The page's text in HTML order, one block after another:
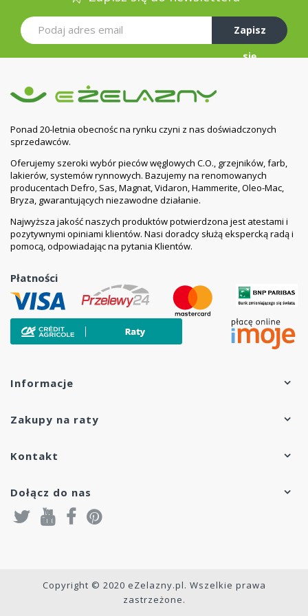
Pojemność
wodna:
7,7 l/mb
Max.
robocze:
10 bar
próbne:
13 bar podczas produkcji
Max.
temperatura:
110 °C
Kolor:
RAL 9016 śnieżnobiały
Malowanie
KTL II - kataforeza drugiej generacji
końcowe:
napylanie elektrostatyczne
Gwarancja:
10 lat
Zapisz
się
Ponad 20-letnia obecnośc na rynku czyni z nas doświadczonych
sprzedawców.
Oferujemy szeroki wybór pieców węglowych C.O., grzejników, farb,
lakierów, systemów rynnowych. Bazujemy na renomowanych
producentach Defro, Sas, Magnat, Vidaron, Hammerite, Oleo-Mac,
Bryza, gwarantujących niezawodne działanie.
Najwyższa jakość naszych produktów potwierdzona jest atestami i
pozytywnymi opiniami klientów. Nasi doradcy służą ekspercką radą i
pomocą, odpowiadając na pytania Klientów.
Płatności
Informacje
Zakupy na raty
Kontakt
Dołącz do nas
Copyright © 2020 eZelazny.pl. Wszelkie prawa
zastrzeżone.